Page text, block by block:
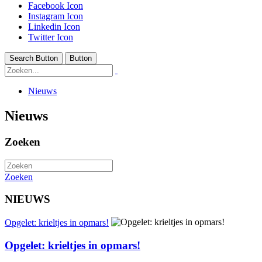
Facebook Icon
Instagram Icon
Linkedin Icon
Twitter Icon
Search Button Button
Nieuws
Nieuws
Zoeken
Zoeken
NIEUWS
Opgelet: krieltjes in opmars!
Opgelet: krieltjes in opmars!